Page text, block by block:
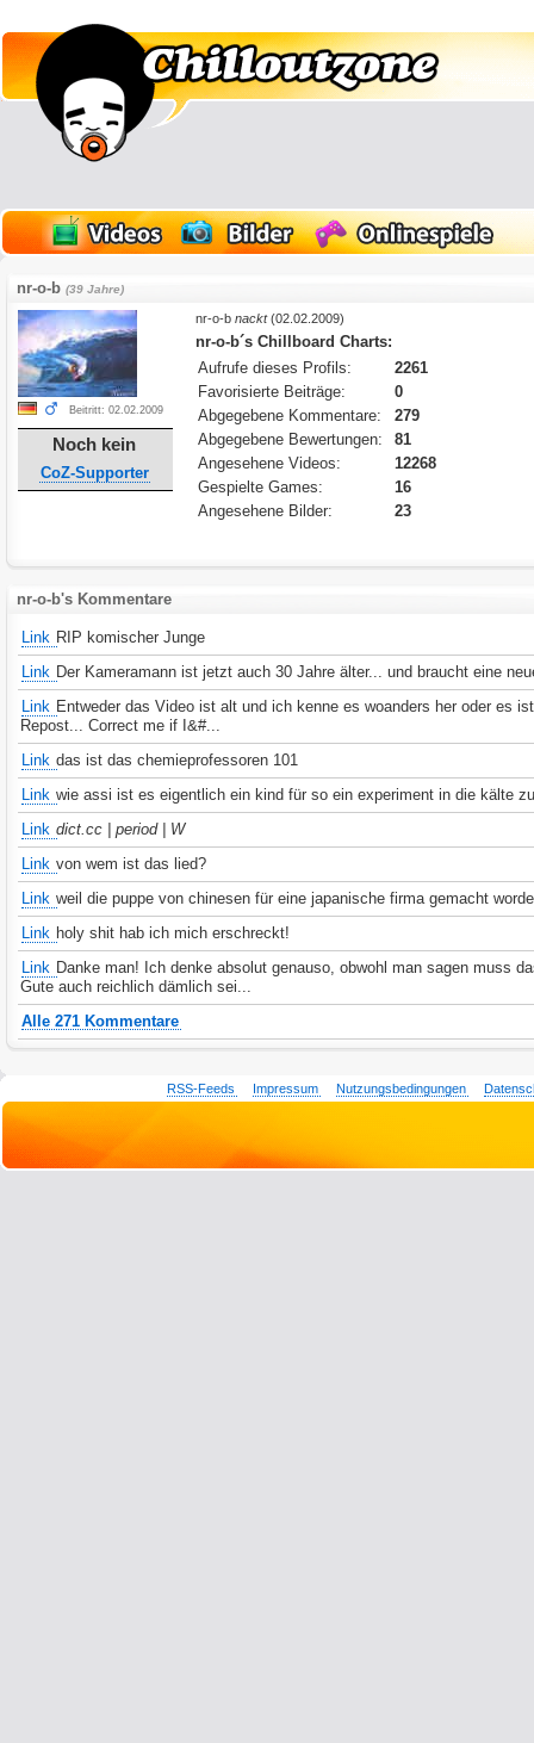
nr-o-b(39 Jahre)
Beitritt: 02.02.2009
Noch kein
CoZ-Supporter
nr-o-bnackt(02.02.2009)
nr-o-b´s Chillboard Charts:
Aufrufe dieses Profils:
2261
Favorisierte Beiträge:
0
Abgegebene Kommentare:
279
Abgegebene Bewertungen:
81
Angesehene Videos:
12268
Gespielte Games:
16
Angesehene Bilder:
23
nr-o-b's Kommentare
Link RIP komischer Junge
Link Der Kameramann ist jetzt auch 30 Jahre älter... und braucht eine
Link Entweder das Video ist alt und ich kenne es woanders her oder es
Repost... Correct me if I&#...
Link das ist das chemieprofessoren 101
Link wie assi ist es eigentlich ein kind für so ein experiment in die kälte
Link dict.cc | period | W
Link von wem ist das lied?
Link weil die puppe von chinesen für eine japanische firma gemacht
Link holy shit hab ich mich erschreckt!
Link Danke man! Ich denke absolut genauso, obwohl man sagen muss
Gute auch reichlich dämlich sei...
Alle 271 Kommentare
RSS-Feeds Impressum Nutzungsbedingungen